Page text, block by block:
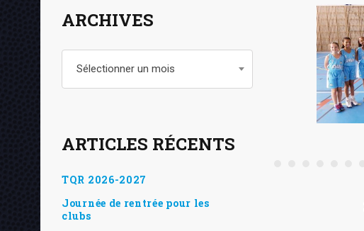
ARCHIVES
Sélectionner un mois
ARTICLES RÉCENTS
TQR 2026-2027
Journée de rentrée pour les
clubs